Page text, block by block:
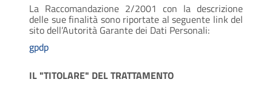
La Raccomandazione 2/2001 con la descrizione
delle sue finalità sono riportate al seguente link del
sito dell’Autorità Garante dei Dati Personali:
gpdp
IL "TITOLARE" DEL TRATTAMENTO